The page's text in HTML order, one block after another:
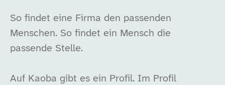
So findet eine Firma den passenden
Menschen. So findet ein Mensch die
passende Stelle.
Auf Kaoba gibt es ein Profil. Im Profil